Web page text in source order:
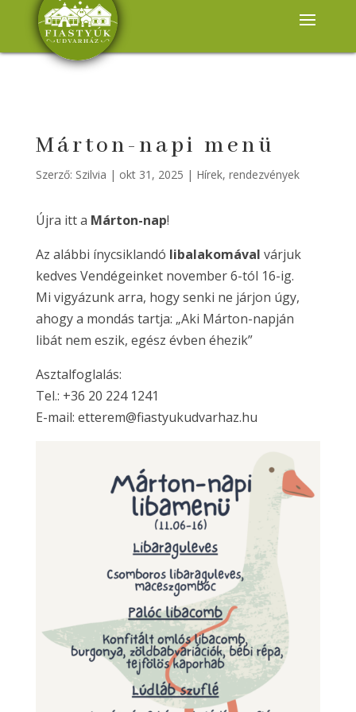
Márton-napi menü
Szerző: Szilvia | okt 31, 2025 | Hírek, rendezvények
Újra itt a Márton-nap!
Az alábbi ínycsiklandó libalakomával várjuk
kedves Vendégeinket november 6-tól 16-ig.
Mi vigyázunk arra, hogy senki ne járjon úgy,
ahogy a mondás tartja: „Aki Márton-napján
libát nem eszik, egész évben éhezik”
Asztalfoglalás:
Tel.: +36 20 224 1241
E-mail: etterem@fiastyukudvarhaz.hu